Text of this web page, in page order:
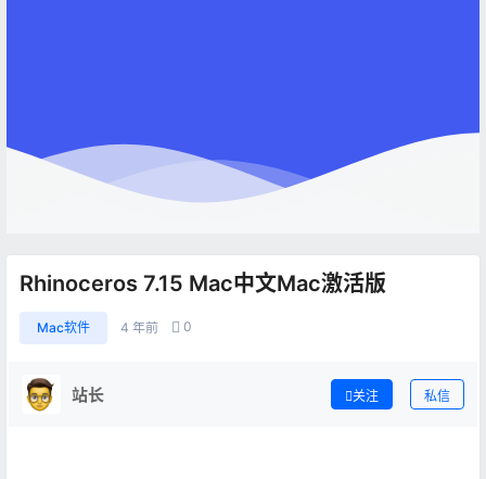
Rhinoceros 7.15 Mac中文Mac激活版
Mac软件 4 年前 0
站长 关注 私信